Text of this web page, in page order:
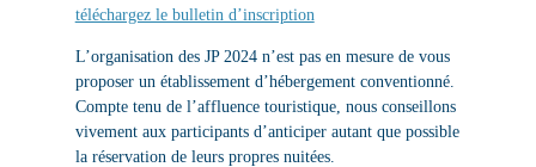
téléchargez le bulletin d’inscription
L’organisation des JP 2024 n’est pas en mesure de vous
proposer un établissement d’hébergement conventionné.
Compte tenu de l’affluence touristique, nous conseillons
vivement aux participants d’anticiper autant que possible
la réservation de leurs propres nuitées.